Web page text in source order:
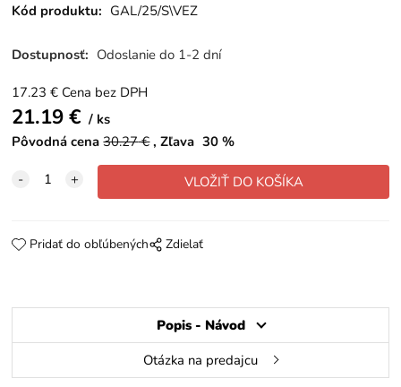
Kód produktu: GAL/25/S\VEZ
Dostupnosť: Odoslanie do 1-2 dní
17.23 € Cena bez DPH
21.19€
ks
Pôvodná cena 30.27€ Zľava 30 %
Pridať do obľúbených Zdielať
Popis - Návod
Otázka na predajcu